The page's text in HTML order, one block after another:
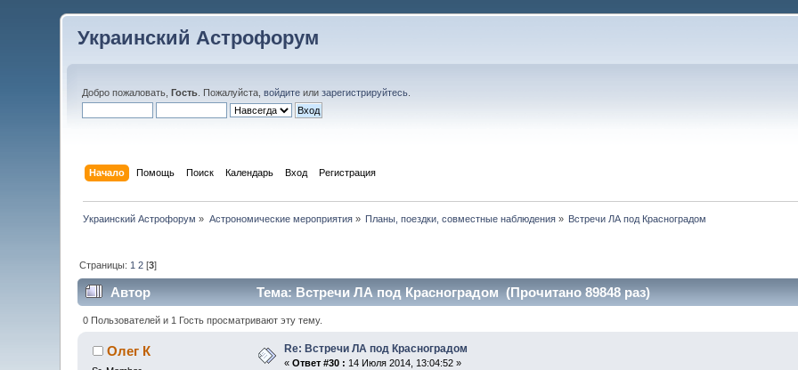
Украинский Астрофорум
Добро пожаловать,Гость . Пожалуйста,войдите илизарегистрируйтесь
Начало Помощь Поиск Календарь Вход Регистрация
Украинский Астрофорум » Астрономические мероприятия» Планы, поездки, совместные наблюдения » Встречи ЛА под Красноградом
Страницы: 1 2 [3]
Автор Тема: Встречи ЛА под Красноградом (Прочитано 89848 раз)
0 Пользователей и 1 Гость просматривают эту тему.
Олег К Re: Встречи ЛА под Красноградом
«Ответ #30 : 14 Июля 2014, 13:04:52 »